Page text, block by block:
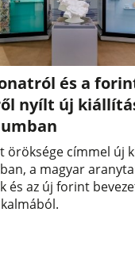
és a
nyílt új
öröksége címmel új
a magyar
és az új forint